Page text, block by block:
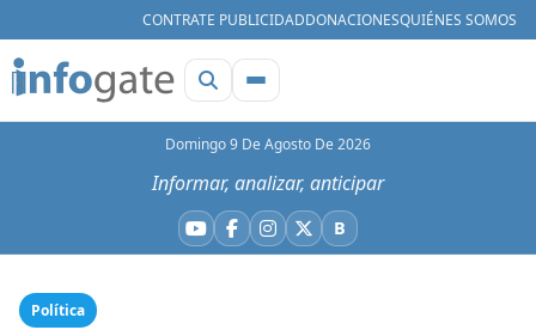
CONTRATE PUBLICIDADDONACIONESQUIÉNES SOMOS
Domingo 9 De Agosto De 2026
Informar, analizar, anticipar
YouTube
Facebook
Instagram
X BBluesky
Política